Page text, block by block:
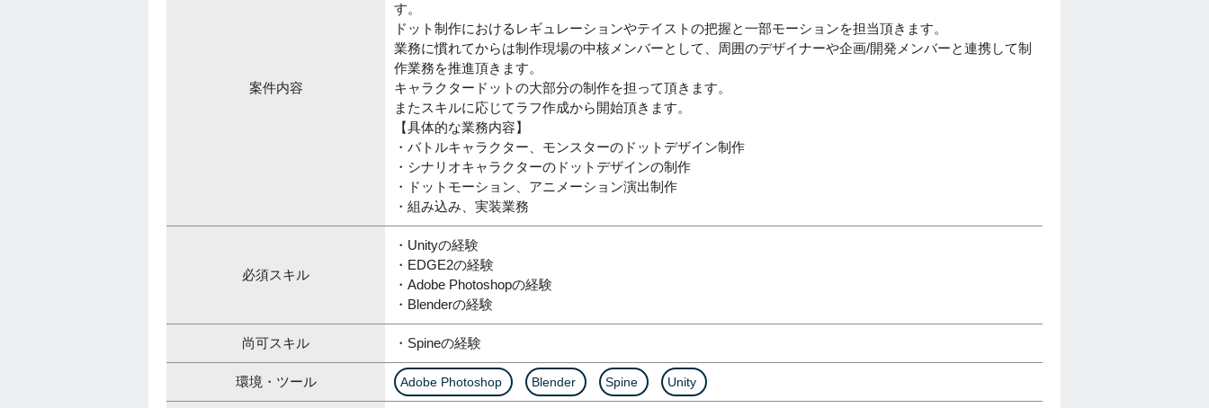
案件内容
す。
ドット制作におけるレギュレーションやテイストの把握と一部モーションを担当頂きます。
業務に慣れてからは制作現場の中核メンバーとして、周囲のデザイナーや企画/開発メンバーと連携して制
作業務を推進頂きます。
キャラクタードットの大部分の制作を担って頂きます。
またスキルに応じてラフ作成から開始頂きます。
【具体的な業務内容】
・バトルキャラクター、モンスターのドットデザイン制作
・シナリオキャラクターのドットデザインの制作
・ドットモーション、アニメーション演出制作
・組み込み、実装業務
必須スキル
・Unityの経験
・EDGE2の経験
・Adobe Photoshopの経験
・Blenderの経験
尚可スキル ・Spineの経験
環境・ツール Adobe Photoshop Blender Spine Unity